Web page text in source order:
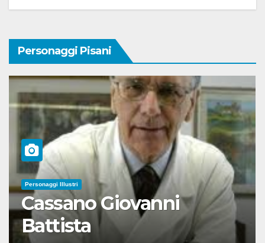
Personaggi Pisani
Personaggi Illustri
Cassano Giovanni
Battista